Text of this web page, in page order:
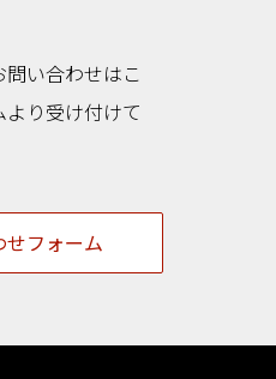
い合わせはこ
り受け付けて
せフォーム